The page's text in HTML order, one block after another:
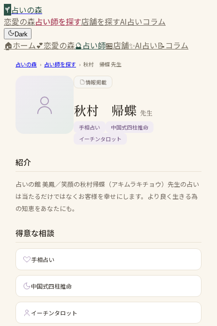
占いの森
恋愛の森占い師を探す店舗を探すAI占いコラム
Dark
🏠ホーム💕恋愛の森🔮占い師🏪店舗✨AI占い📝コラム
占いの森 › 占い師を探す › 秋村 帰蝶先生
情報掲載
秋村 帰蝶 先生
手相占い
中国式四柱推命
イーチンタロット
紹介
占いの館 美鳳／笑顔の秋村帰蝶（アキムラキチョウ）先生の占い
は当たるだけではなくお客様を幸せにします。より良く生きる為
の知恵をあなたにも。
得意な相談
手相占い
中国式四柱推命
イーチンタロット